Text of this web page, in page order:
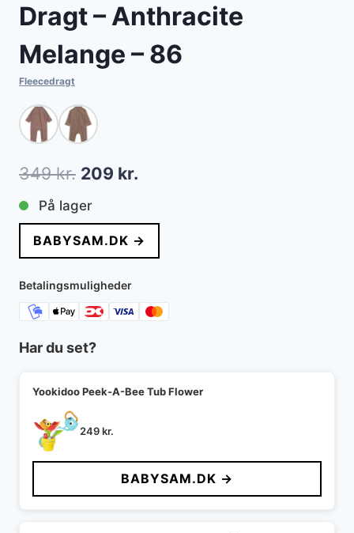
Dragt – Anthracite
Melange – 86
Fleecedragt
349kr. Den
oprindelige
pris
var:
349 kr..
209 kr.
pris
er:
På lager
BABYSAM.DK →
Betalingsmuligheder
Har du set?
Yookidoo Peek-A-Bee Tub Flower
249kr.
BABYSAM.DK →